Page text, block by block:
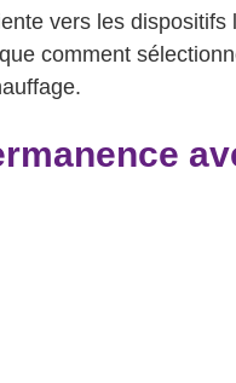
vers les
comment